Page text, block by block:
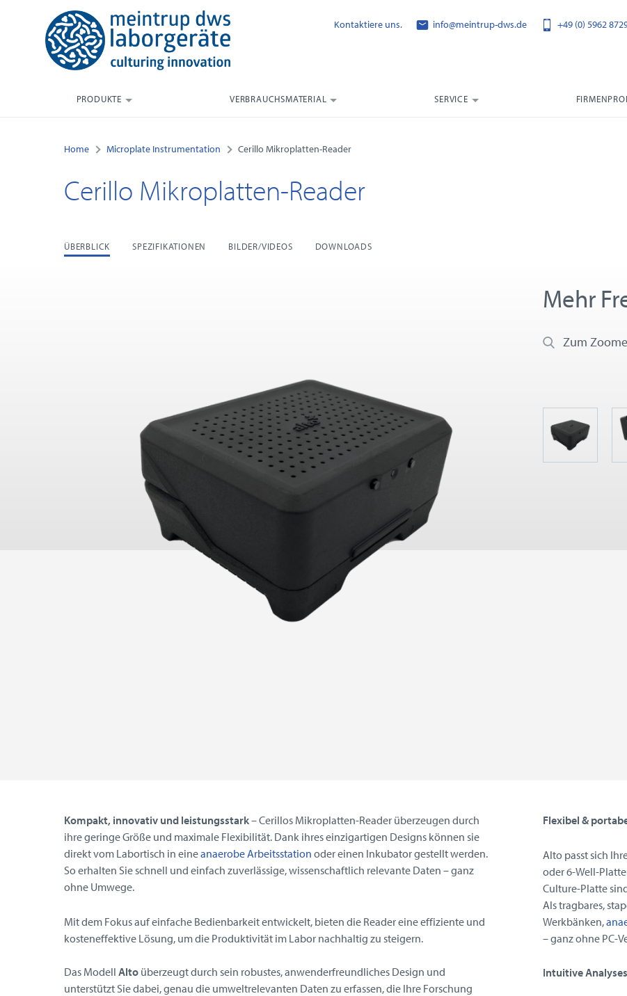
Kontaktiere uns. info@meintrup-dws.de +49 (0) 5962
PRODUKTE VERBRAUCHSMATERIAL SERVICE
Home Microplate Instrumentation Cerillo Mikroplatten-Reader
Cerillo Mikroplatten-Reader
ÜBERBLICK SPEZIFIKATIONEN BILDER/VIDEOS DOWNLOADS
Mehr
Zum
Kompakt, innovativ und leistungsstark– Cerillos Mikroplatten-Reader überzeugen durch
ihre geringe Größe und maximale Flexibilität. Dank ihres einzigartigen Designs können sie
direkt vom Labortisch in eineanaerobe Arbeitsstation oder einen Inkubator gestellt werden.
So erhalten Sie schnell und einfach zuverlässige, wissenschaftlich relevante Daten – ganz
ohne Umwege.
Mit dem Fokus auf einfache Bedienbarkeit entwickelt, bieten die Reader eine effiziente und
kosteneffektive Lösung, um die Produktivität im Labor nachhaltig zu steigern.
Das Modell Alto überzeugt durch sein robustes, anwenderfreundliches Design und
unterstützt Sie dabei, genau die umweltrelevanten Daten zu erfassen, die Ihre Forschung
Flexibel &
Alto passt sich
oder 6-Well-
Culture-Platte
Als tragbares,
Werkbänken,
– ganz ohne PC-
Intuitive